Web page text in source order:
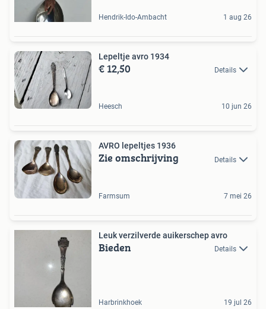
Hendrik-Ido-Ambacht 1 aug 26
Lepeltje avro 1934
€ 12,50 Details
Heesch 10 jun 26
AVRO lepeltjes 1936
Zie omschrijving Details
Farmsum 7 mei 26
Leuk verzilverde auikerschep avro
Bieden Details
Harbrinkhoek 19 jul 26